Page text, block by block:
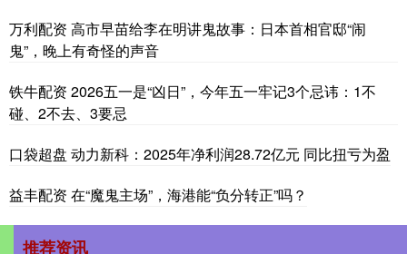
万利配资 高市早苗给李在明讲鬼故事：日本首相官邸“闹
鬼”，晚上有奇怪的声音
铁牛配资 2026五一是“凶日”，今年五一牢记3个忌讳：1不
碰、2不去、3要忌
口袋超盘 动力新科：2025年净利润28.72亿元 同比扭亏为盈
益丰配资 在“魔鬼主场”，海港能“负分转正”吗？
推荐资讯